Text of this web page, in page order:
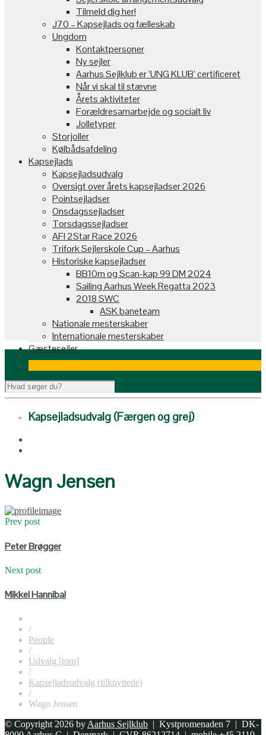
Tilmeld dig her!
J70 – Kapsejlads og fælleskab
Ungdom
Kontaktpersoner
Ny sejler
Aarhus Sejlklub er ‘UNG KLUB’ certificeret
Når vi skal til stævne
Årets aktiviteter
Forældresamarbejde og socialt liv
Jolletyper
Storjoller
Kølbådsafdeling
Kapsejlads
Kapsejladsudvalg
Oversigt over årets kapsejladser 2026
Pointsejladser
Onsdagssejladser
Torsdagssejladser
AFI 2Star Race 2026
Trifork Sejlerskole Cup – Aarhus
Historiske kapsejladser
BB10m og Scan-kap 99 DM 2024
Sailing Aarhus Week Regatta 2023
2018 SWC
ASK baneteam
Nationale mesterskaber
Internationale mesterskaber
Gæstesejler
Kapsejladsudvalg (Færgen og grej)
Wagn Jensen
Prev post
Peter Brøgger
Next post
Mikkel Hannibal
/
People
/
Udvalg [tom]
/
Kapsejladsudvalg (tilknyttede)
/
Wagn Jensen
© Copyright 2026 by Aarhus Sejlklub | Kystpromenaden 7 | DK-